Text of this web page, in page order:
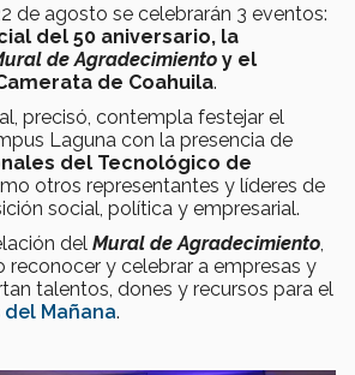
de agosto se celebrarán 3 eventos:
del 50 aniversario, la
de Agradecimiento y el
de Coahuila.
precisó, contempla festejar el
Laguna con la presencia de
del Tecnológico de
otros representantes y líderes de
social, política y empresarial.
del Mural de Agradecimiento
reconocer y celebrar a empresas y
talentos, dones y recursos para el
del Mañana.